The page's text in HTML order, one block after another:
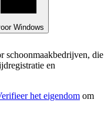
Windows
schoonmaakbedrijven, die
en
het eigendom om